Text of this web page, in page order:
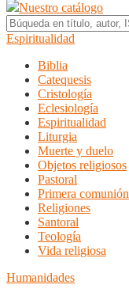
Nuestro catálogo
Espiritualidad
Biblia
Catequesis
Cristología
Eclesiología
Espiritualidad
Liturgia
Muerte y duelo
Objetos religiosos
Pastoral
Primera comunión
Religiones
Santoral
Teología
Vida religiosa
Humanidades